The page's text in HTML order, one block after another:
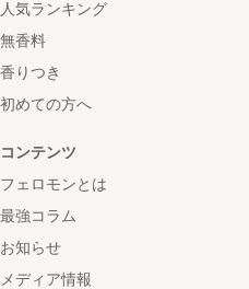
人気ランキング
無香料
香りつき
初めての方へ
コンテンツ
フェロモンとは
最強コラム
お知らせ
メディア情報